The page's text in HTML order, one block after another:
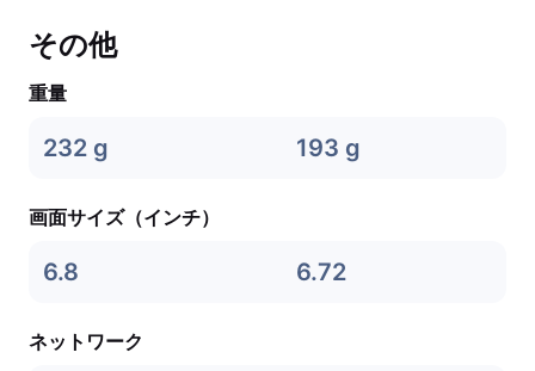
その他
重量
232 g 193 g
画面サイズ（インチ）
6.8 6.72
ネットワーク